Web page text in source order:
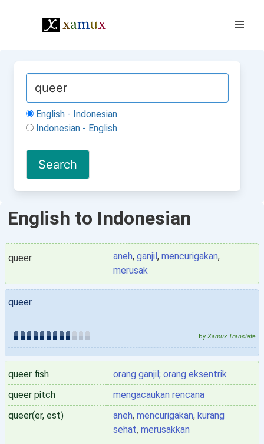
English - Indonesian
Indonesian - English
English to Indonesian
queer aneh, ganjil, mencurigakan,
merusak
queer
by Xamux Translate
queer fish
orang ganjil; orang eksentrik
queer pitch
mengacaukan rencana
queer(er, est)
aneh, mencurigakan, kurang
sehat, merusakkan